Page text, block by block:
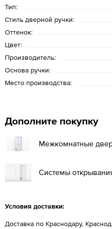
Тип:
Стиль дверной ручки:
Оттенок:
Цвет:
Производитель:
Основа ручки:
Место производства:
Дополните покупку
Межкомнатные
Системы
Условия доставки:
Доставка по Краснодару,